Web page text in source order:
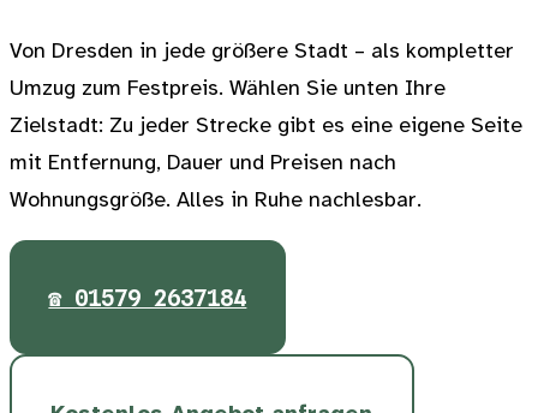
Von Dresden in jede größere Stadt – als kompletter
Umzug zum Festpreis. Wählen Sie unten Ihre
Zielstadt: Zu jeder Strecke gibt es eine eigene Seite
mit Entfernung, Dauer und Preisen nach
Wohnungsgröße. Alles in Ruhe nachlesbar.
☎ 01579 2637184